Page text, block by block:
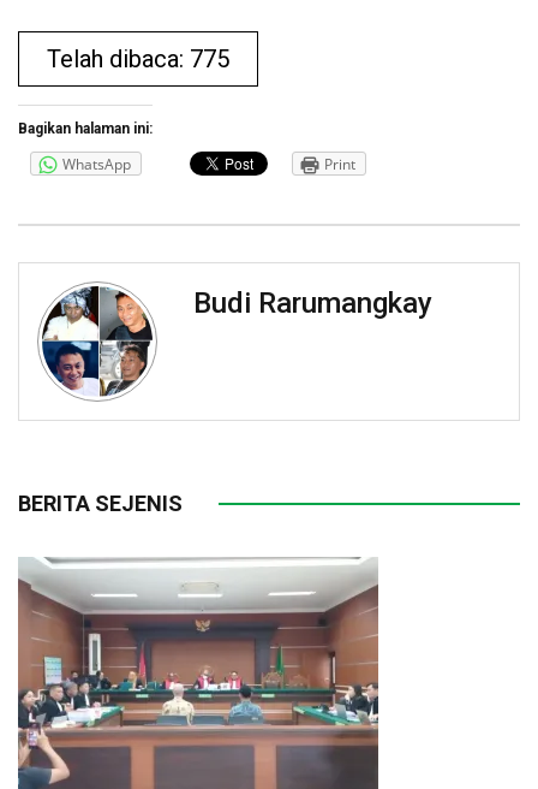
Telah dibaca: 775
Bagikan halaman ini:
WhatsApp Print
Budi Rarumangkay
BERITA SEJENIS